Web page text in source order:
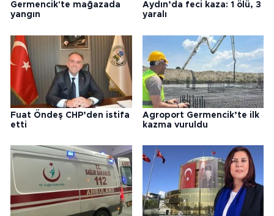
Germencik'te mağazada
yangın
Aydın’da feci kaza: 1 ölü, 3
yaralı
Fuat Öndeş CHP’den istifa
etti
Agroport Germencik’te ilk
kazma vuruldu